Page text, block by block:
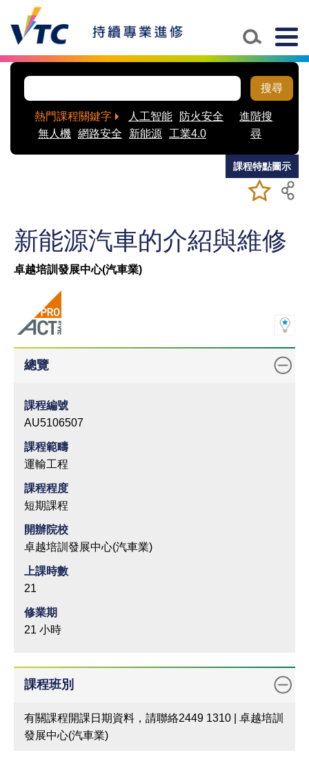
Skip to main content
搜尋
熱門課程關鍵字 人工智能
防火安全
無人機 網路安全 新能源 工業4.0
進階搜
尋
加入/移除
我喜愛的
儲存課程
新能源汽車的介紹與維修
卓越培訓發展中心(汽車業)
總覽
課程編號
AU5106507
課程範疇
運輸工程
課程程度
短期課程
開辦院校
卓越培訓發展中心(汽車業)
上課時數
21
修業期
21 小時
課程班別
有關課程開課日期資料，請聯絡2449 1310 | 卓越培訓
發展中心(汽車業)
課程特點圖示